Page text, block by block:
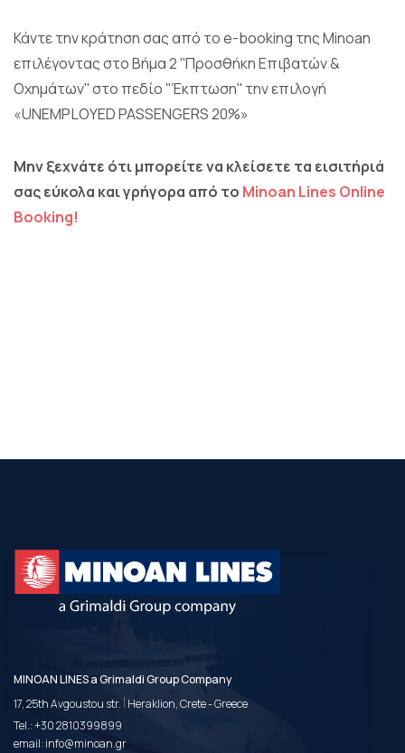
Κάντε την κράτηση σας από το e-booking της Minoan
επιλέγοντας στο Βήμα 2 ''Προσθήκη Επιβατών &
Οχημάτων'' στο πεδίο ''Έκπτωση'' την επιλογή
«UNEMPLOYED PASSENGERS 20%»
Μην ξεχνάτε ότι μπορείτε να κλείσετε τα εισιτήριά
σας εύκολα και γρήγορα από το Minoan Lines Online
Booking!
MINOAN LINES a Grimaldi Group Company
17, 25th Avgoustou str. | Heraklion, Crete - Greece
Tel.:+30 2810399899
email:info@minoan.gr